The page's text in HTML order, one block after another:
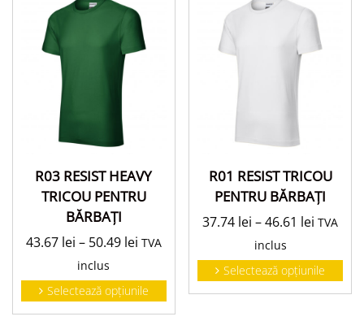
R03 RESIST HEAVY
TRICOU PENTRU
BĂRBAŢI
43.67 lei – 50.49 lei TVA
inclus
Selectează opțiunile
R01 RESIST TRICOU
PENTRU BĂRBAŢI
37.74 lei –46.61 lei TVA
inclus
Selectează opțiunile